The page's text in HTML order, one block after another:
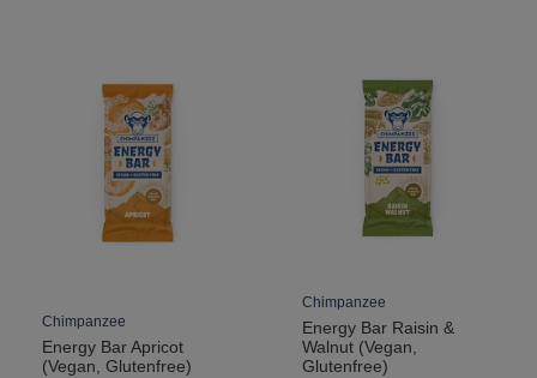
Chimpanzee
Energy Bar Apricot
(Vegan, Glutenfree)
Chimpanzee
Energy Bar Raisin &
Walnut (Vegan,
Glutenfree)